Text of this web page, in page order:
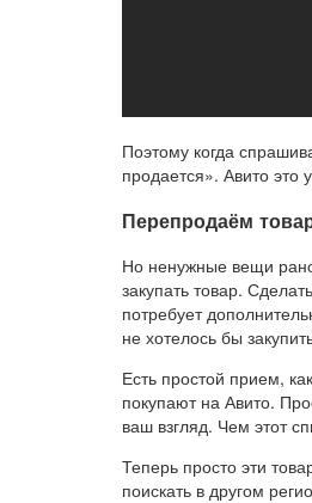
Поэтому когда
продается». Авито это
Перепродаём
Но ненужные вещи
закупать товар.
потребует
не хотелось бы
Есть простой прием,
покупают на Авито.
ваш взгляд. Чем этот
Теперь просто эти
поискать в другом